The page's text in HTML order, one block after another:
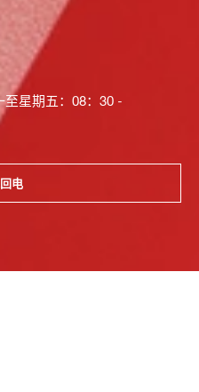
星期五：08：30 -
电